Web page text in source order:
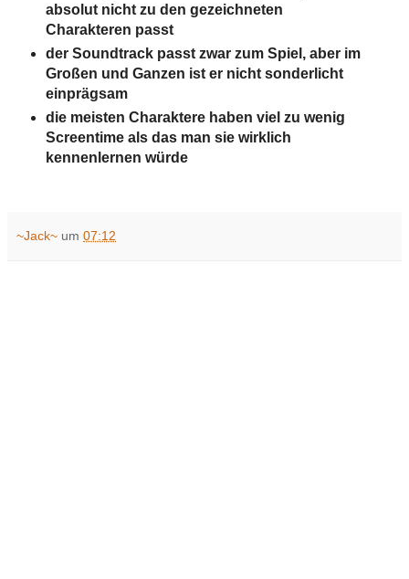
absolut nicht zu den gezeichneten
Charakteren passt
der Soundtrack passt zwar zum Spiel, aber im
Großen und Ganzen ist er nicht sonderlicht
einprägsam
die meisten Charaktere haben viel zu wenig
Screentime als das man sie wirklich
kennenlernen würde
~Jack~ um 07:12